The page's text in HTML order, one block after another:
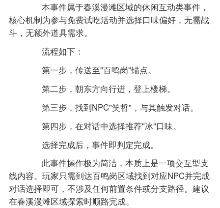
本事件属于春溪漫滩区域的休闲互动类事件，
核心机制为参与免费试吃活动并选择口味偏好，无需战
斗，无额外道具需求。
流程如下：
第一步，传送至"百鸣岗"锚点。
第二步，朝东方向行进，登上楼梯。
第三步，找到NPC"笑哲"，与其触发对话。
第四步，在对话中选择推荐"冰"口味。
选择完成后，事件即判定完成。
此事件操作极为简洁，本质上是一项交互型支
线内容。玩家只需到达百鸣岗区域找到对应NPC并完成
对话选择即可，不涉及任何前置条件或分支路径。建议
在春溪漫滩区域探索时顺路完成。